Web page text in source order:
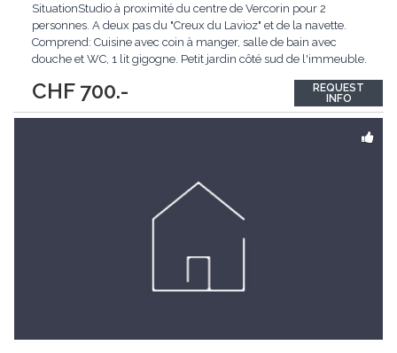
CHF 700.-
SituationStudio à proximité du centre de Vercorin pour 2
personnes. A deux pas du "Creux du Lavioz" et de la navette.
Comprend: Cuisine avec coin à manger, salle de bain avec
douche et WC, 1 lit gigogne. Petit jardin côté sud de l'immeuble.
radiateur. Buanderie collective.
REQUEST
INFO